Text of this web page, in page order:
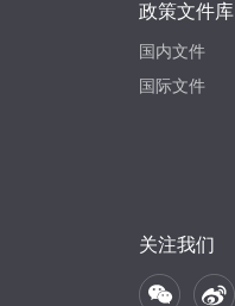
政策文件库
国内文件
国际文件
关注我们